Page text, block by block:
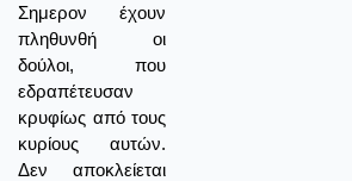
Σημερον έχουν
πληθυνθή οι
δούλοι, που
εδραπέτευσαν
κρυφίως από τους
κυρίους αυτών.
Δεν αποκλείεται